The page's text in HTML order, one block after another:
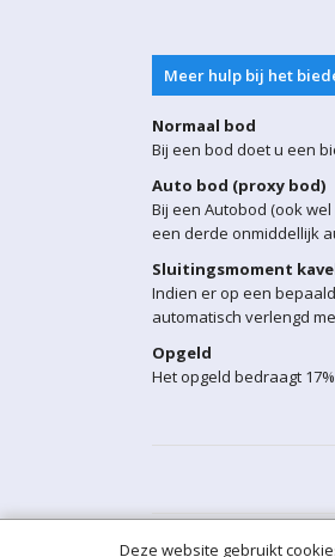
Meer hulp bij het
Normaal bod
Bij een bod doet u een
Auto bod (proxy bod)
Bij een Autobod (ook
een derde onmiddellijk
Sluitingsmoment
Indien er op een
automatisch verlengd
Opgeld
Het opgeld bedraagt
Deze website gebruikt